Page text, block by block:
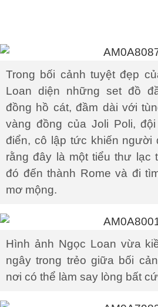
Trong bối cảnh tuyệt đẹp
Loan diện những set đồ
đồng hồ cát, đầm dài với
vàng đồng của Joli Poli,
điển, cô lập tức khiến người
rằng đây là một tiểu thư lạc
đó đến thành Rome và đi
mơ mộng.
Hình ảnh Ngọc Loan vừa
ngây trong trẻo giữa bối
nơi có thể làm say lòng bất